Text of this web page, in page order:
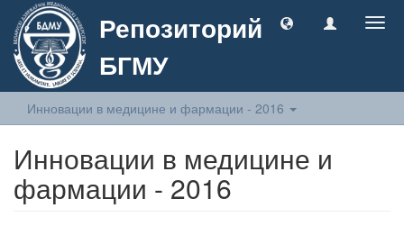
Репозиторий
БГМУ
Инновации в медицине и фармации - 2016
Инновации в медицине и
фармации - 2016